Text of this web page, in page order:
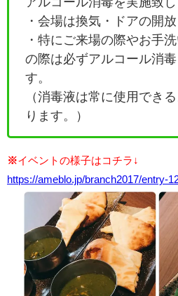
・会場は換気・ドアの開
・特にご来場の際やお手
の際は必ずアルコール消
す。
（消毒液は常に使用でき
ります。）
※イベントの様子はコチラ↓
https://ameblo.jp/branch2017/entry-